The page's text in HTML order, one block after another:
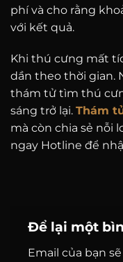
phí và cho rằng
với kết quả.
Khi thú cưng mất
dần theo thời gian.
thám tử tìm thú
sáng trở lại. Thám
mà còn chia sẻ nỗi
ngay Hotline để
Để lại một
Email của bạn